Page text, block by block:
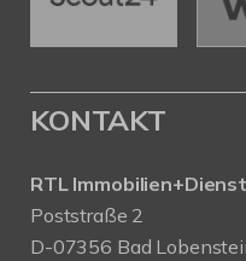
KONTAKT
RTL
Poststraße 2
D-07356 Bad